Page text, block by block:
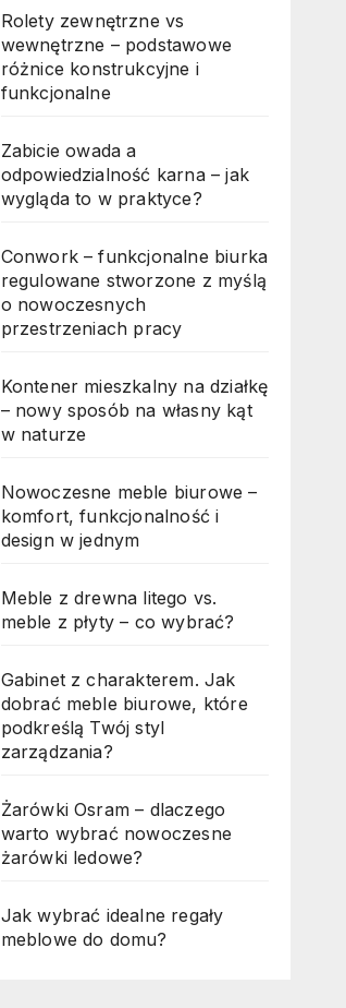
Rolety zewnętrzne vs
wewnętrzne – podstawowe
różnice konstrukcyjne i
funkcjonalne
Zabicie owada a
odpowiedzialność karna – jak
wygląda to w praktyce?
Conwork – funkcjonalne biurka
regulowane stworzone z myślą
o nowoczesnych
przestrzeniach pracy
Kontener mieszkalny na działkę
– nowy sposób na własny kąt
w naturze
Nowoczesne meble biurowe –
komfort, funkcjonalność i
design w jednym
Meble z drewna litego vs.
meble z płyty – co wybrać?
Gabinet z charakterem. Jak
dobrać meble biurowe, które
podkreślą Twój styl
zarządzania?
Żarówki Osram – dlaczego
warto wybrać nowoczesne
żarówki ledowe?
Jak wybrać idealne regały
meblowe do domu?